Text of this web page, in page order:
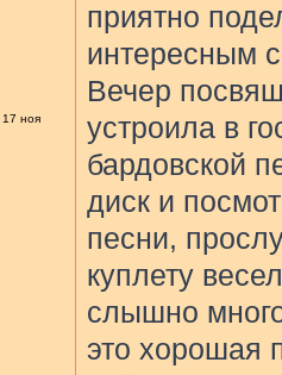
17 ноя
приятно
интересным
Вечер
устроила в
бардовской
диск и
песни,
куплету
слышно
это хорошая